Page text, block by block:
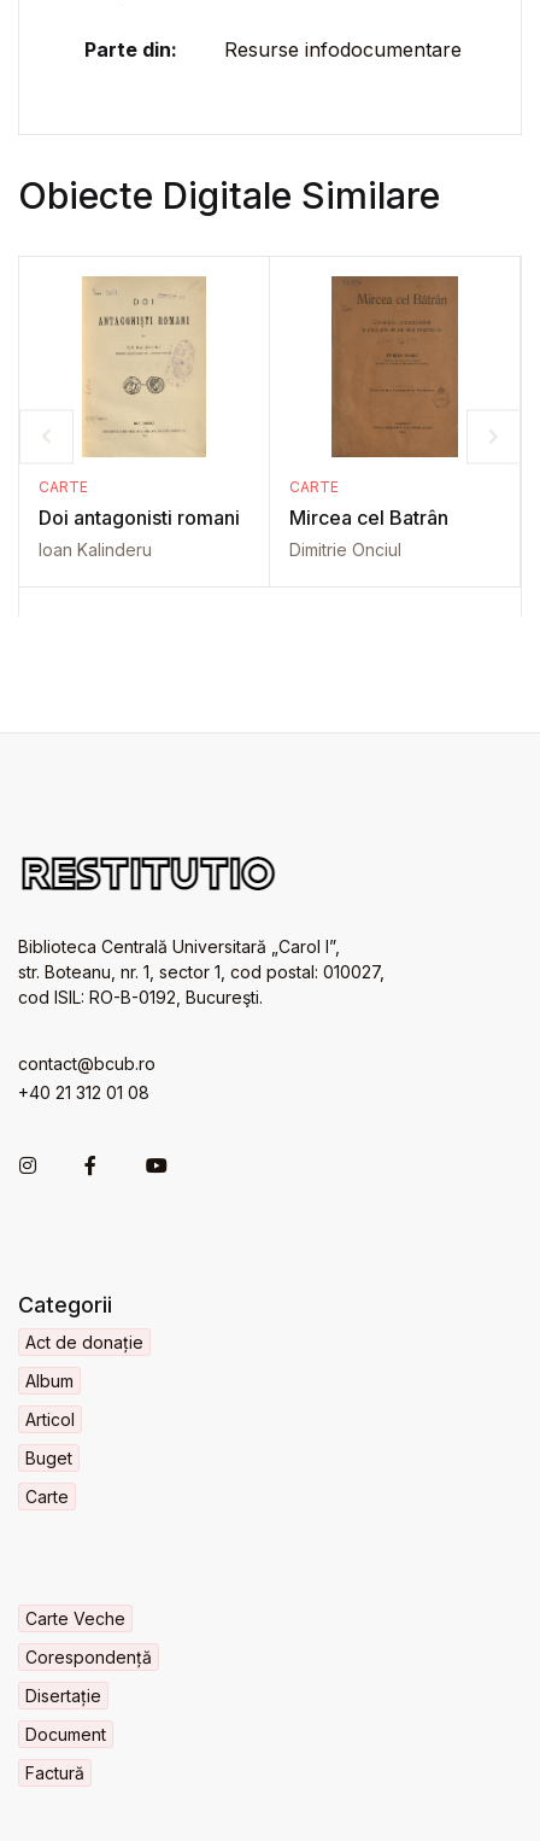
Parte din: Resurse infodocumentare
Obiecte Digitale Similare
CARTE
Doi antagonisti romani
Ioan Kalinderu
CARTE
Mircea cel Batrân
Dimitrie Onciul
Biblioteca Centrală Universitară „Carol I”,
str. Boteanu, nr. 1, sector 1, cod postal: 010027,
cod ISIL: RO-B-0192, Bucureşti.
contact@bcub.ro
+40 21 312 01 08
Categorii
Act de donație
Album
Articol
Buget
Carte
Carte Veche
Corespondență
Disertație
Document
Factură